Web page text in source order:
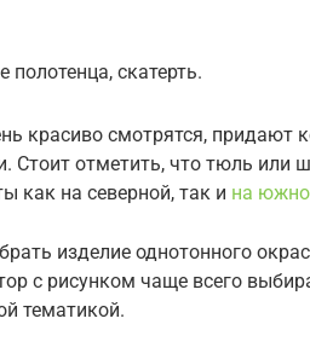
полотенца, скатерть.
красиво смотрятся, придают
Стоит отметить, что тюль или
как на северной, так и на
изделие однотонного
с рисунком чаще всего
тематикой.